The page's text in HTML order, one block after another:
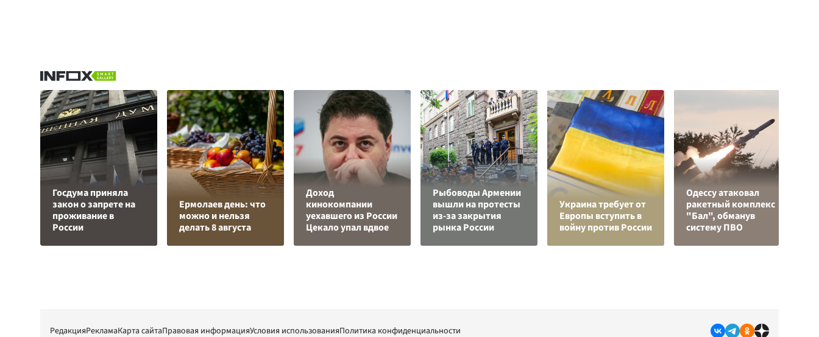
Госдума приняла
закон о запрете на
проживание в
России
Ермолаев день: что
можно и нельзя
делать 8 августа
Доход
кинокомпании
уехавшего из России
Цекало упал вдвое
Рыбоводы Армении
вышли на протесты
из-за закрытия
рынка России
Украина требует от
Европы вступить в
войну против России
Одессу атаковал
ракетный комплекс
"Бал", обманув
систему ПВО
РедакцияРекламаКарта сайтаПравовая информацияУсловия использованияПолитика конфиденциальности